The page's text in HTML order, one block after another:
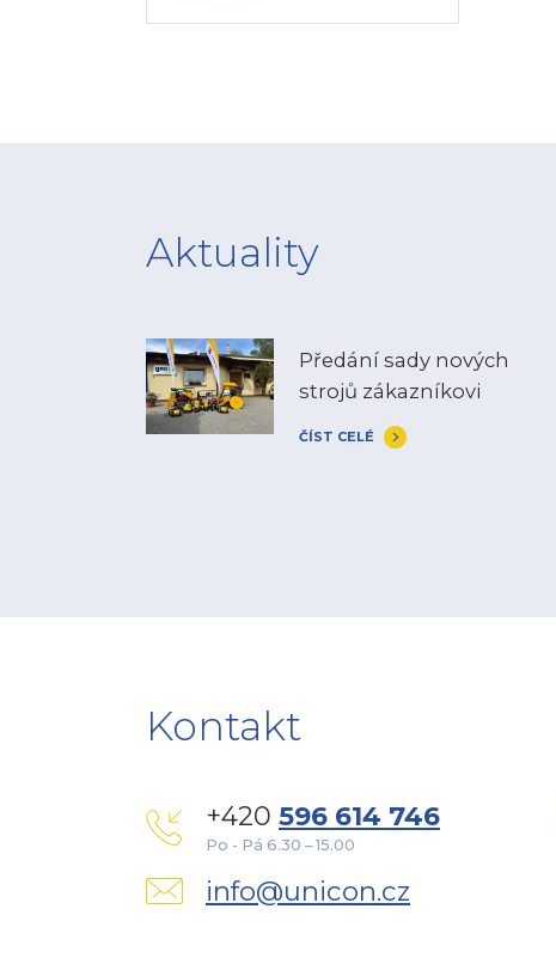
Aktuality
Předání sady nových
strojů zákazníkovi
ČÍST CELÉ
Kontakt
+420 596 614 746
Po - Pá 6.30 – 15.00
info@unicon.cz